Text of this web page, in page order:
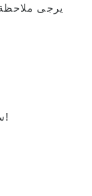
الرسوم
يرجى ملاحظة
سيتم تسجيل الحضور، ثم تبدأ المغامرة!